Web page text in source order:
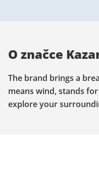
O značce
The brand brings a
means wind, stands
explore your